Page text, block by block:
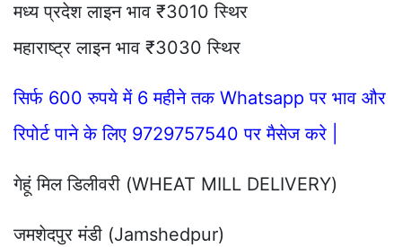
मध्य प्रदेश लाइन भाव ₹3010 स्थिर
महाराष्ट्र लाइन भाव ₹3030 स्थिर
सिर्फ 600 रुपये में 6 महीने तक Whatsapp पर भाव और
रिपोर्ट पाने के लिए 9729757540 पर मैसेज करे |
गेहूं मिल डिलीवरी (WHEAT MILL DELIVERY)
जमशेदपुर मंडी (Jamshedpur)